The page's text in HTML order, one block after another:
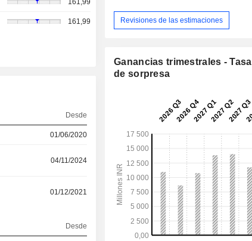
161,99
161,99
Desde
01/06/2020
04/11/2024
01/12/2021
Desde
Revisiones de las estimaciones
Ganancias trimestrales - Tasa
de sorpresa